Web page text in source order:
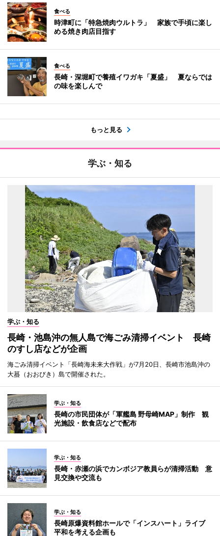
食べる
時津町に「特急焼肉ウルトラ」 家族で手頃に楽し
める焼き肉店目指す
食べる
長崎・深堀町で養殖イワガキ「夏盛」 夏ならでは
の味を楽しんで
もっと見る
学ぶ・知る
学ぶ・知る
長崎・池島沖の無人島で海ごみ清掃イベント 長崎
のすし店などが企画
海ごみ清掃イベント「長崎海未来大作戦」が7月20日、長崎市池島沖の
大蟇（おおびき）島で開催された。
学ぶ・知る
長崎の市民団体が「軍艦島 野母崎MAP」制作 観
光施設・飲食店などで配布
学ぶ・知る
長崎・赤瀬の浜でカンボジア教員らが清掃活動 意
見交換や交流も
学ぶ・知る
長崎原爆資料館ホールで「インスハート」ライブ
平和を考える企画も